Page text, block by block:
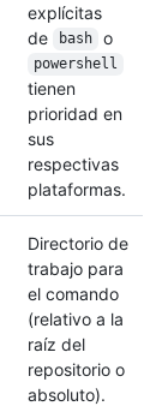
explícitas
de
bash o
powershell
tienen
prioridad en
sus
respectivas
plataformas.
Directorio de
trabajo para
el comando
(relativo a la
raíz del
repositorio o
absoluto).